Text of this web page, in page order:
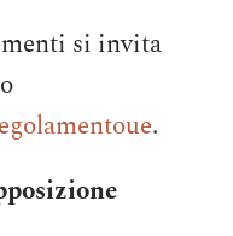
si invita
.